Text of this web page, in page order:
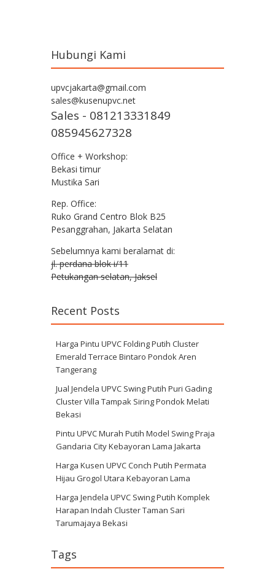
Hubungi Kami
upvcjakarta@gmail.com
sales@kusenupvc.net
Sales - 081213331849
085945627328
Office + Workshop:
Bekasi timur
Mustika Sari
Rep. Office:
Ruko Grand Centro Blok B25
Pesanggrahan, Jakarta Selatan
Sebelumnya kami beralamat di:
jl. perdana blok i/11
Petukangan selatan, Jaksel
Recent Posts
Harga Pintu UPVC Folding Putih Cluster
Emerald Terrace Bintaro Pondok Aren
Tangerang
Jual Jendela UPVC Swing Putih Puri Gading
Cluster Villa Tampak Siring Pondok Melati
Bekasi
Pintu UPVC Murah Putih Model Swing Praja
Gandaria City Kebayoran Lama Jakarta
Harga Kusen UPVC Conch Putih Permata
Hijau Grogol Utara Kebayoran Lama
Harga Jendela UPVC Swing Putih Komplek
Harapan Indah Cluster Taman Sari
Tarumajaya Bekasi
Tags